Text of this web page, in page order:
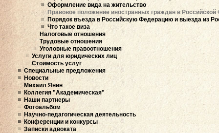
Оформление вида на жительство
Правовое положение иностранных граждан в Российской
Порядок въезда в Российскую Федерацию и выезда из
Что такое виза
Налоговые отношения
Трудовые отношения
Уголовные правоотношения
Услуги для юридических лиц
Стоимость услуг
Специальные предложения
Новости
Михаил Янин
Коллегия "Академическая"
Наши партнеры
Фотоальбом
Научно-педагогическая деятельность
Конференции и конкурсы
Записки адвоката